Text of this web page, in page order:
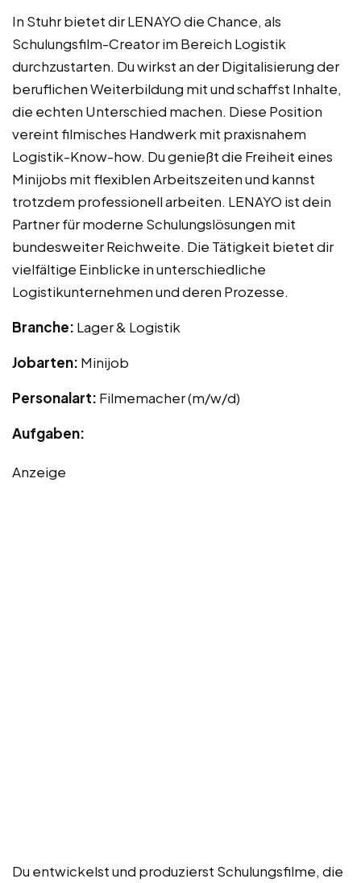
In Stuhr bietet dir LENAYO die Chance, als
Schulungsfilm-Creator im Bereich Logistik
durchzustarten. Du wirkst an der Digitalisierung der
beruflichen Weiterbildung mit und schaffst Inhalte,
die echten Unterschied machen. Diese Position
vereint filmisches Handwerk mit praxisnahem
Logistik-Know-how. Du genießt die Freiheit eines
Minijobs mit flexiblen Arbeitszeiten und kannst
trotzdem professionell arbeiten. LENAYO ist dein
Partner für moderne Schulungslösungen mit
bundesweiter Reichweite. Die Tätigkeit bietet dir
vielfältige Einblicke in unterschiedliche
Logistikunternehmen und deren Prozesse.
Branche: Lager & Logistik
Jobarten: Minijob
Personalart: Filmemacher (m/w/d)
Aufgaben:
Anzeige
Du entwickelst und produzierst Schulungsfilme, die